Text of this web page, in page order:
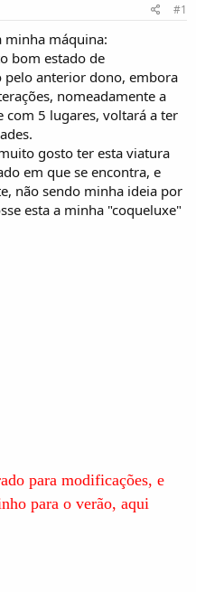
#1
minha máquina:
bom estado de
pelo anterior dono, embora
nomeadamente a
com 5 lugares, voltará a ter
gosto ter esta viatura
em que se encontra, e
não sendo minha ideia por
esta a minha "coqueluxe"
para modificações, e
para o verão, aqui